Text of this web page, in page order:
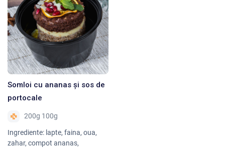
Somloi cu ananas și sos de
portocale
200g 100g
Ingrediente: lapte, faina, oua,
zahar, compot ananas,